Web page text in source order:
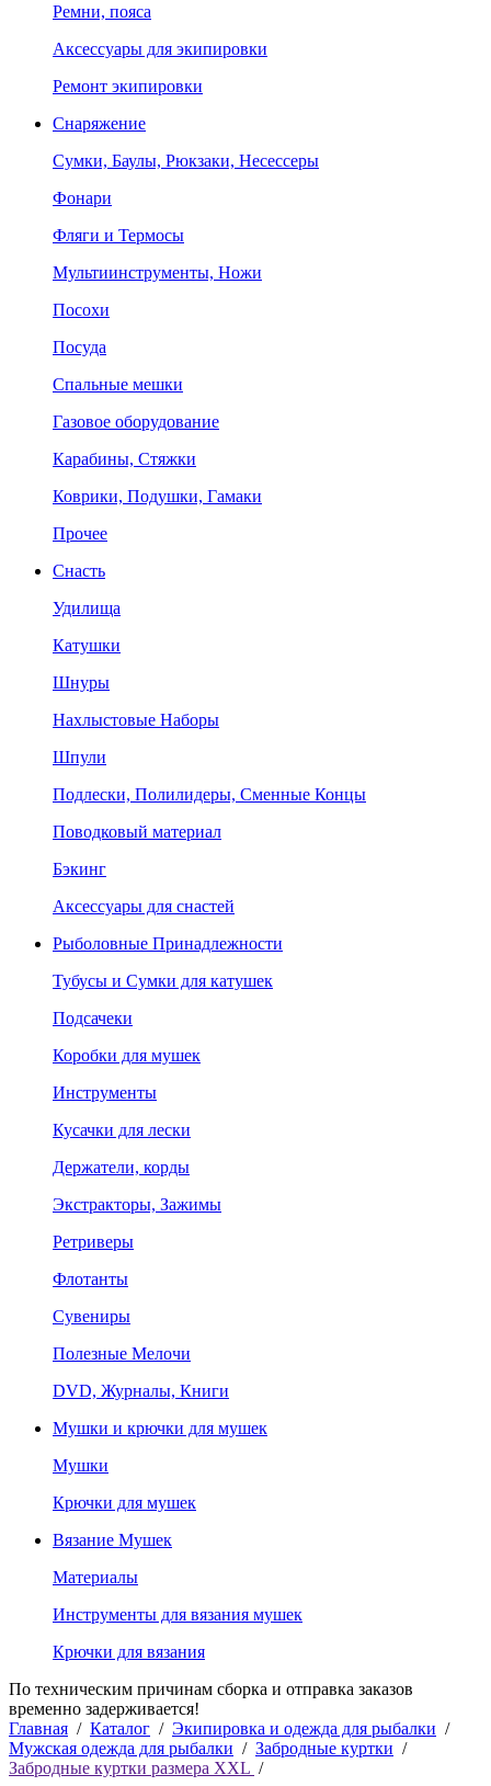
Ремни, пояса
Аксессуары для экипировки
Ремонт экипировки
Снаряжение
Сумки, Баулы, Рюкзаки, Несессеры
Фонари
Фляги и Термосы
Мультиинструменты, Ножи
Посохи
Посуда
Спальные мешки
Газовое оборудование
Карабины, Стяжки
Коврики, Подушки, Гамаки
Прочее
Снасть
Удилища
Катушки
Шнуры
Нахлыстовые Наборы
Шпули
Подлески, Полилидеры, Сменные Концы
Поводковый материал
Бэкинг
Аксессуары для снастей
Рыболовные Принадлежности
Тубусы и Сумки для катушек
Подсачеки
Коробки для мушек
Инструменты
Кусачки для лески
Держатели, корды
Экстракторы, Зажимы
Ретриверы
Флотанты
Сувениры
Полезные Мелочи
DVD, Журналы, Книги
Мушки и крючки для мушек
Мушки
Крючки для мушек
Вязание Мушек
Материалы
Инструменты для вязания мушек
Крючки для вязания
По техническим причинам сборка и отправка заказов
временно задерживается!
Главная / Каталог / Экипировка и одежда для рыбалки /
Мужская одежда для рыбалки / Забродные куртки /
Забродные куртки размера XXL /